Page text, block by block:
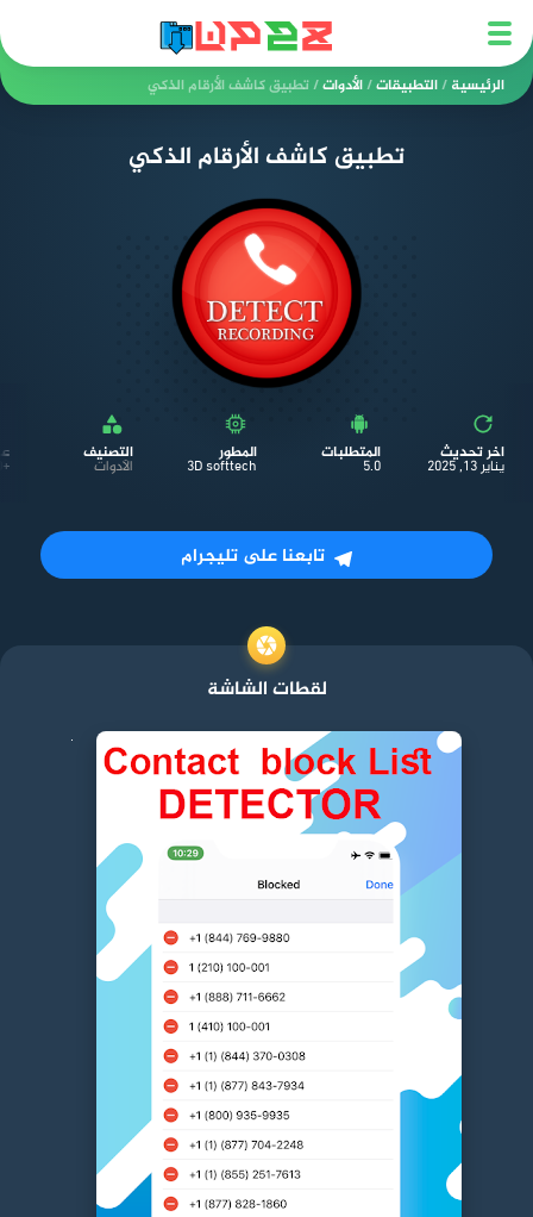
الرئيسية /التطبيقات/الأدوات/تطبيق كاشف الأرقام الذكي
تطبيق كاشف الأرقام الذكي
اخر تحديث
يناير 13, 2025
المتطلبات
5.0
المطور
3D softtech
التصنيف
الأدوات +١٠٬٠٠٠
تابعنا على تليجرام
لقطات الشاشة